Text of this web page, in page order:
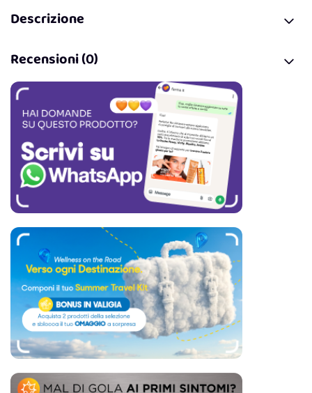
Descrizione
Recensioni (0)